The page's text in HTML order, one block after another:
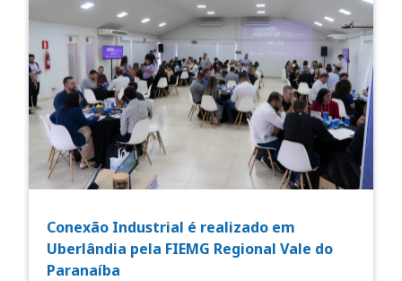
Conexão Industrial é realizado em
Uberlândia pela FIEMG Regional Vale do
Paranaíba